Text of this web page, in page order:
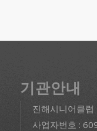
기관안내
진해시니어클럽
사업자번호 :